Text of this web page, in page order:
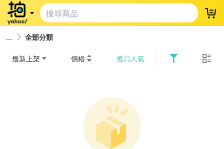
登
全部分類
最新上架 價格 最高人氣